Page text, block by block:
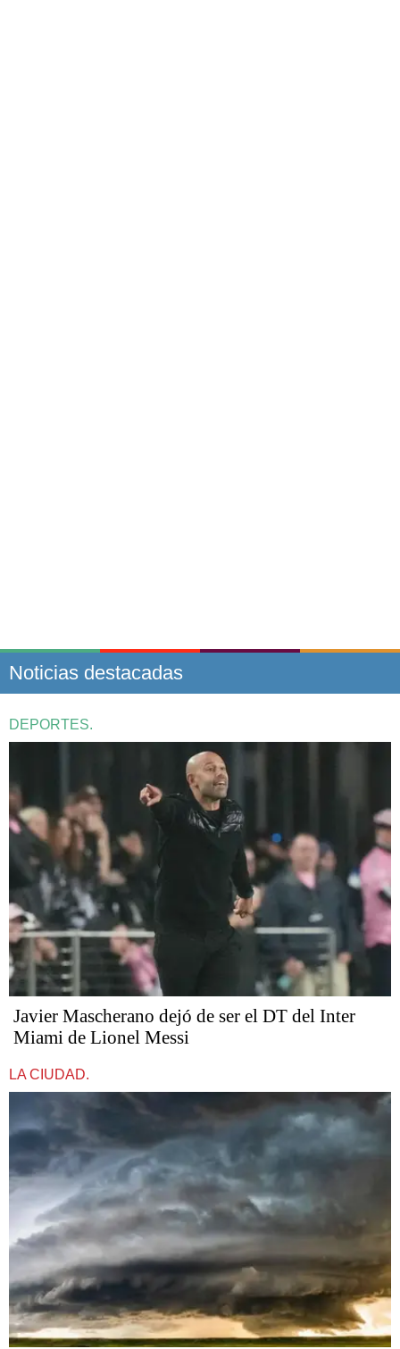
Noticias destacadas
DEPORTES.
Javier Mascherano dejó de ser el DT del Inter
Miami de Lionel Messi
LA CIUDAD.